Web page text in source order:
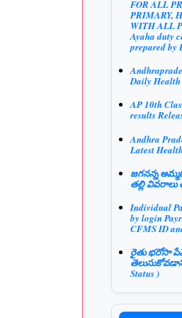
FOR ALL
PRIMARY,
WITH ALL
Ayaha duty
prepared by
Daily Health
AP 10th
results
Andhra
Latest
జగనన్న
తల్లి వివరాలు
Individual
by login
CFMS ID
రైతు భరోసా
Status )